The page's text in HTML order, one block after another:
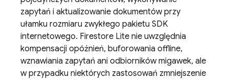
zapytań i aktualizowanie dokumentów przy
ułamku rozmiaru zwykłego pakietu SDK
internetowego. Firestore Lite nie uwzględnia
kompensacji opóźnień, buforowania offline,
wznawiania zapytań ani odbiorników migawek, ale
w przypadku niektórych zastosowań zmniejszenie